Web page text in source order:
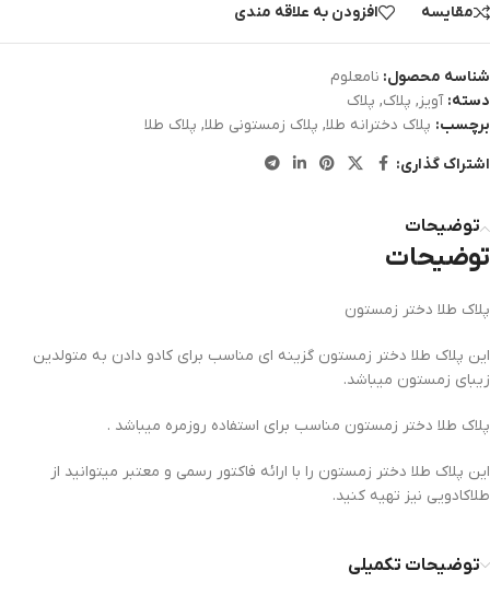
مقایسه افزودن به علاقه مندی
شناسه محصول: نامعلوم
دسته: آویز, پلاک, پلاک
برچسب: پلاک دخترانه طلا, پلاک زمستونی طلا, پلاک طلا
اشتراک گذاری:
توضیحات
توضیحات
پلاک طلا دختر زمستون
این پلاک طلا دختر زمستون گزینه ای مناسب برای کادو دادن به متولدین
زیبای زمستون میباشد.
پلاک طلا دختر زمستون مناسب برای استفاده روزمره میباشد .
این پلاک طلا دختر زمستون را با ارائه فاکتور رسمی و معتبر میتوانید از
طلاکادویی نیز تهیه کنید.
توضیحات تکمیلی